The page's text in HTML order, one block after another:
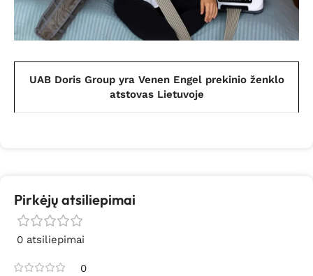
UAB Doris Group yra Venen Engel prekinio ženklo
atstovas Lietuvoje
Pirkėjų atsiliepimai
0 atsiliepimai
0